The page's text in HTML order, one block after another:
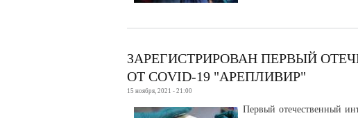
ЗАРЕГИСТРИРОВАН ПЕРВЫЙ
ОТ COVID-19 "АРЕПЛИВИР"
15 ноября, 2021 - 21:00
Первый отечественный